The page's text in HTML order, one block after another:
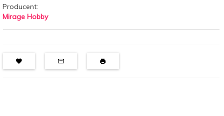
Producent:
Mirage Hobby